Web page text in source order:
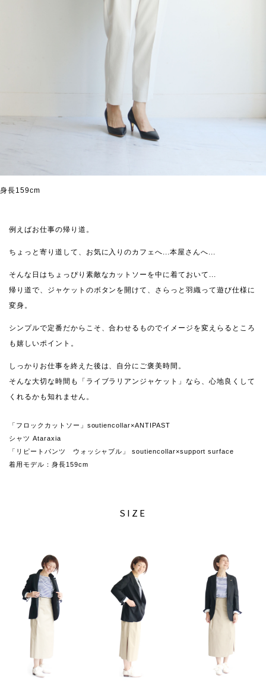
身長159cm
例えばお仕事の帰り道。
ちょっと寄り道して、お気に入りのカフェへ...本屋さんへ...
そんな日はちょっぴり素敵なカットソーを中に着ておいて...
帰り道で、ジャケットのボタンを開けて、さらっと羽織って遊び仕様に
変身。
シンプルで定番だからこそ、合わせるものでイメージを変えらるところ
も嬉しいポイント。
しっかりお仕事を終えた後は、自分にご褒美時間。
そんな大切な時間も「ライブラリアンジャケット」なら、心地良くして
くれるかも知れません。
「フロックカットソー」soutiencollar×ANTIPAST
シャツ Ataraxia
「リピートパンツ ウォッシャブル」 soutiencollar×support surface
着用モデル：身長159cm
SIZE